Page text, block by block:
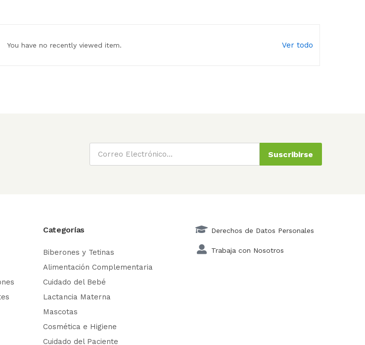
You have no recently viewed item. Ver todo
Suscribirse
Categorías
Biberones y Tetinas
Alimentación Complementaria
Cuidado del Bebé
Lactancia Materna
Mascotas
Cosmética e Higiene
Cuidado del Paciente
Derechos de Datos Personales
Trabaja con Nosotros